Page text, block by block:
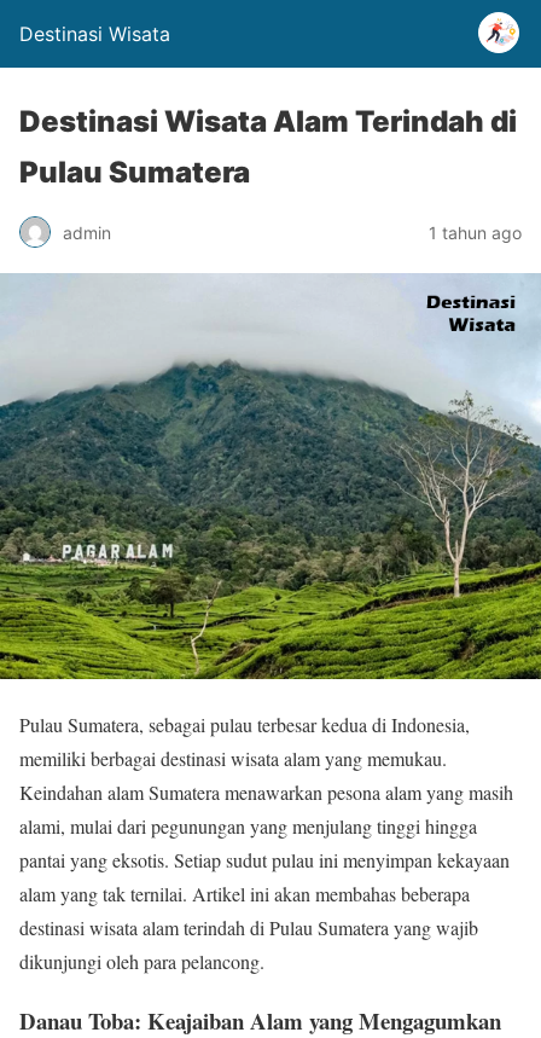
Destinasi Wisata
Destinasi Wisata Alam Terindah di
Pulau Sumatera
admin 1 tahun ago
Pulau Sumatera, sebagai pulau terbesar kedua di Indonesia,
memiliki berbagai destinasi wisata alam yang memukau.
Keindahan alam Sumatera menawarkan pesona alam yang masih
alami, mulai dari pegunungan yang menjulang tinggi hingga
pantai yang eksotis. Setiap sudut pulau ini menyimpan kekayaan
alam yang tak ternilai. Artikel ini akan membahas beberapa
destinasi wisata alam terindah di Pulau Sumatera yang wajib
dikunjungi oleh para pelancong.
Danau Toba: Keajaiban Alam yang Mengagumkan